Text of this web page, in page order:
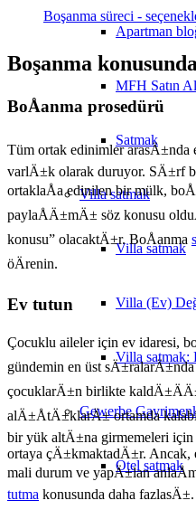
Apartman
MFH Satın
Satmak
Villasatmak
Villa satmak
Villa (Ev)
Villa satmak:
Gewerbe
Otel satmak
Boşanma süreci -
Boşanma
BoÅanma prosedürü
Tüm ortak edinimler arasÄ±nda
varlÄ±k olarak duruyor. SÄ±rf
ortaklaÅa edinilen bir mülk,
paylaÅÄ±mÄ± söz konusu
konusu” olacaktÄ±r. BoÅanma
öÄrenin.
Ev tutun
Çocuklu aileler için ev idaresi,
gündemin en üst
çocuklarÄ±n birlikte
alÄ±ÅtÄ±klarÄ± ortamda
bir yük altÄ±na girmemeleri
ortaya çÄ±kmaktadÄ±r. Ancak,
mali durum ve yapÄ±lan
tutma konusunda daha fazlasÄ±.